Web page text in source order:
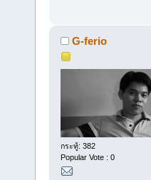
G-ferio
กระทู้: 382
Popular Vote : 0